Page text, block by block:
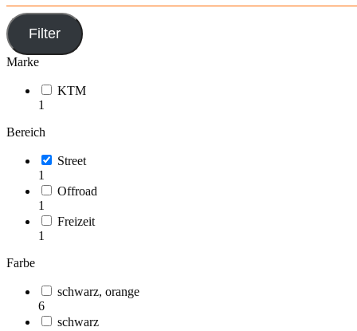
Filter
Marke
KTM
1
Bereich
Street
1
Offroad
1
Freizeit
1
Farbe
schwarz, orange
6
schwarz